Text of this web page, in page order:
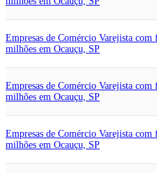
Empresas de Comércio Varejista com
milhões em Ocauçu, SP
Empresas de Comércio Varejista com
milhões em Ocauçu, SP
Empresas de Comércio Varejista com
milhões em Ocauçu, SP